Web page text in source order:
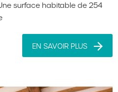
surface habitable de 254
EN SAVOIR PLUS